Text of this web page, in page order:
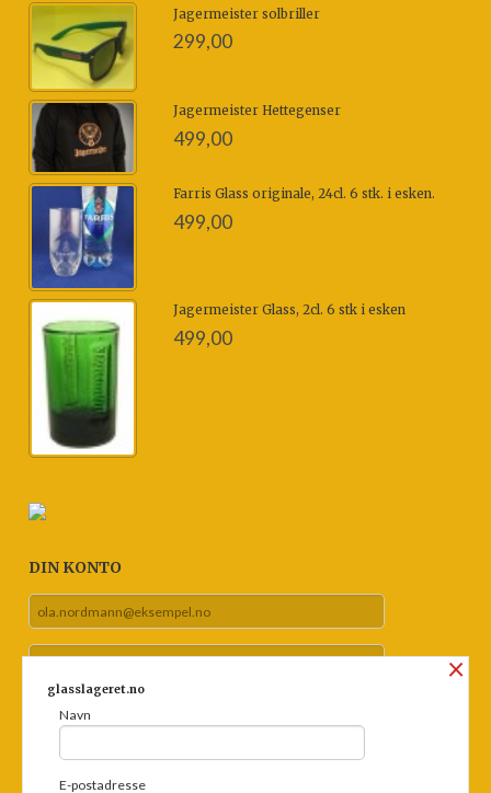
Jagermeister solbriller
299,00
Jagermeister Hettegenser
499,00
Farris Glass originale, 24cl. 6 stk. i esken.
499,00
Jagermeister Glass, 2cl. 6 stk i esken
499,00
DIN KONTO
×
glasslageret.no
Navn
E-postadresse